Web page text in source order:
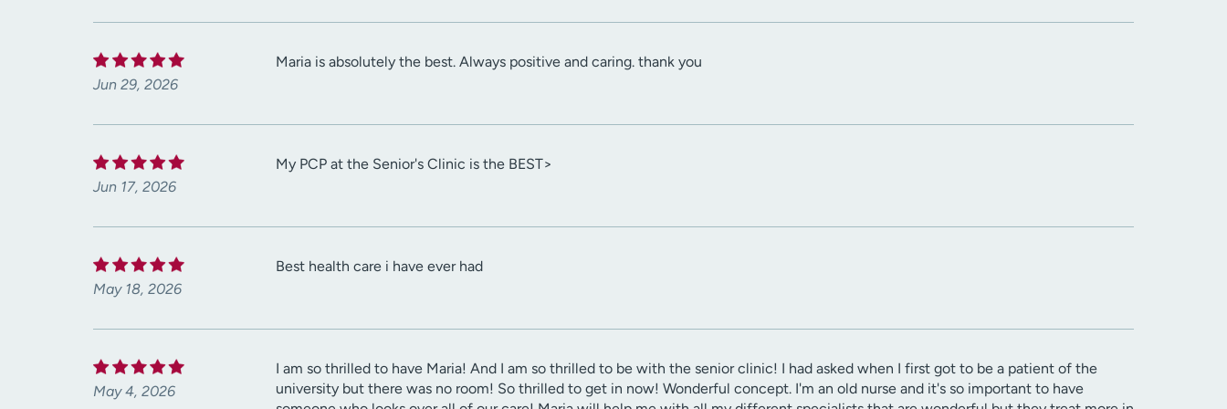
Jun 29, 2026
Maria is absolutely the best. Always positive and caring. thank you
Jun 17, 2026
My PCP at the Senior's Clinic is the BEST>
May 18, 2026
Best health care i have ever had
May 4, 2026
I am so thrilled to have Maria! And I am so thrilled to be with the senior clinic! I had asked when I first got to be a patient of the
university but there was no room! So thrilled to get in now! Wonderful concept. I'm an old nurse and it's so important to have